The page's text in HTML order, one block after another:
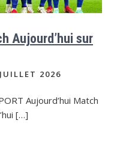
Aujourd’hui sur
2026
Aujourd’hui Match
[…]